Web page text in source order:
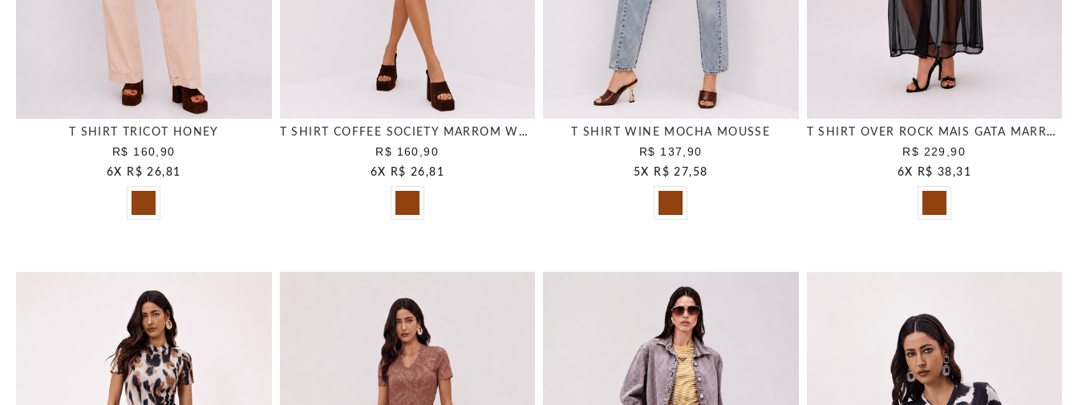
T SHIRT TRICOT HONEY
R$ 160,90
6X R$ 26,81
T SHIRT COFFEE SOCIETY MARROM WOOD
R$ 160,90
6X R$ 26,81
T SHIRT WINE MOCHA MOUSSE
R$ 137,90
5X R$ 27,58
T SHIRT OVER ROCK MAIS GATA MARROM WOOD
R$ 229,90
6X R$ 38,31